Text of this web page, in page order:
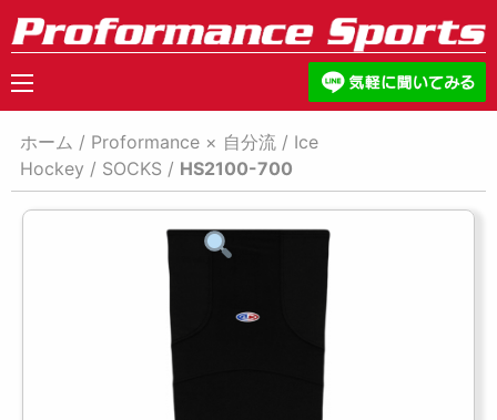
ホーム / Proformance × 自分流 / Ice
Hockey / SOCKS / HS2100-700